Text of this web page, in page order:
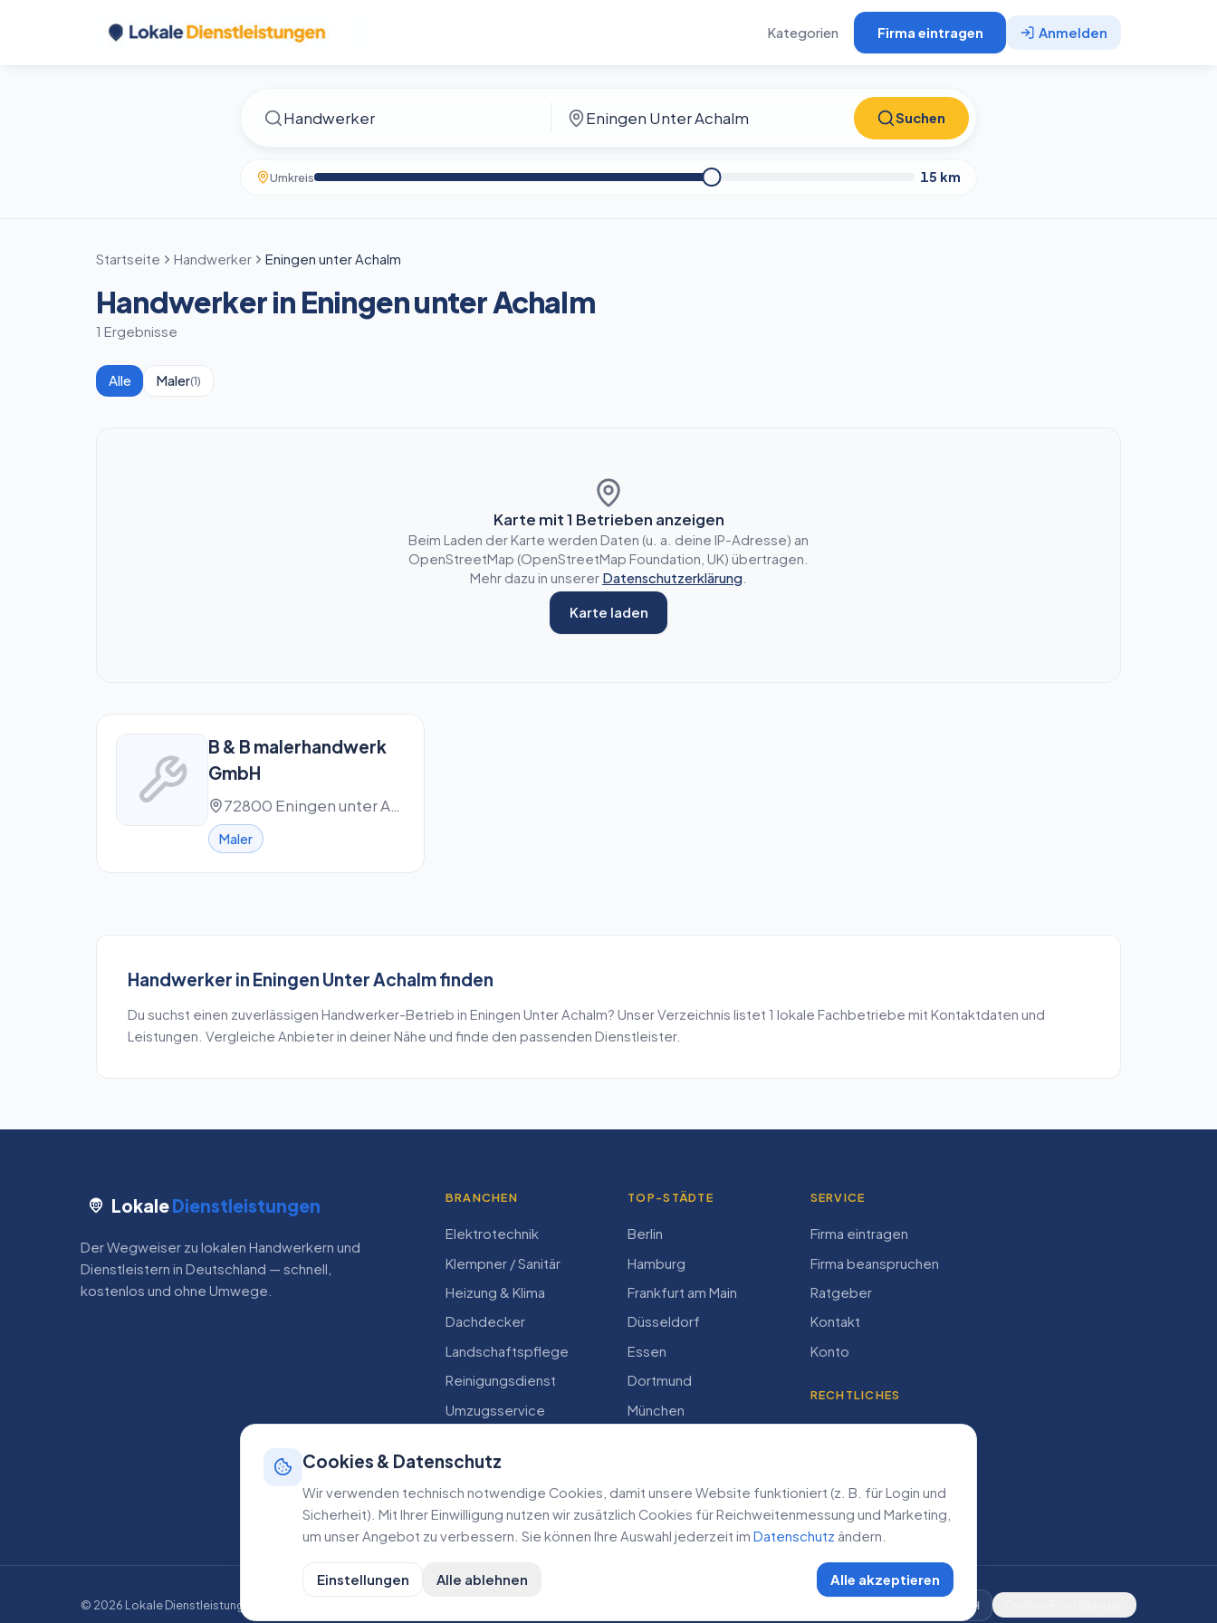
Kategorien Firma eintragen Anmelden
Suchen
Umkreis 15 km
Startseite Handwerker Eningen unter Achalm
Handwerker in Eningen unter Achalm
1 Ergebnisse
Alle Maler(1)
Karte mit1 Betrieben anzeigen
Beim Laden der Karte werden Daten (u. a. deine IP-Adresse) an
OpenStreetMap (OpenStreetMap Foundation, UK) übertragen.
Mehr dazu in unserer Datenschutzerklärung
Karte laden
B & B malerhandwerk
GmbH
72800 Eningen unter Achalm
Maler
Handwerker in Eningen Unter Achalmfinden
Du suchst einen zuverlässigen Handwerker-Betrieb in Eningen Unter Achalm? Unser Verzeichnis listet 1 lokale Fachbetriebe mit Kontaktdaten und
Leistungen. Vergleiche Anbieter in deiner Nähe und finde den passenden Dienstleister.
LokaleDienstleistungen
Der Wegweiser zu lokalen Handwerkern und
Dienstleistern in Deutschland — schnell,
kostenlos und ohne Umwege.
BRANCHEN
Elektrotechnik
Klempner / Sanitär
Heizung & Klima
Dachdecker
Landschaftspflege
Reinigungsdienst
Umzugsservice
TOP-STÄDTE
Berlin
Hamburg
Frankfurt am Main
Düsseldorf
Essen
Dortmund
München
SERVICE
Firma eintragen
Firma beanspruchen
Ratgeber
Kontakt
Konto
RECHTLICHES
AGB
© 2026 Lokale Dienstleistungen. Alle Rechte vorbehalten. CH
Cookies & Datenschutz
Wir verwenden technisch notwendige Cookies, damit unsere Website funktioniert (z. B. für Login und
Sicherheit). Mit Ihrer Einwilligung nutzen wir zusätzlich Cookies für Reichweiten­messung und Marketing,
um unser Angebot zu verbessern. Sie können Ihre Auswahl jederzeit im Datenschutz ändern.
Einstellungen Alle ablehnen Alle akzeptieren